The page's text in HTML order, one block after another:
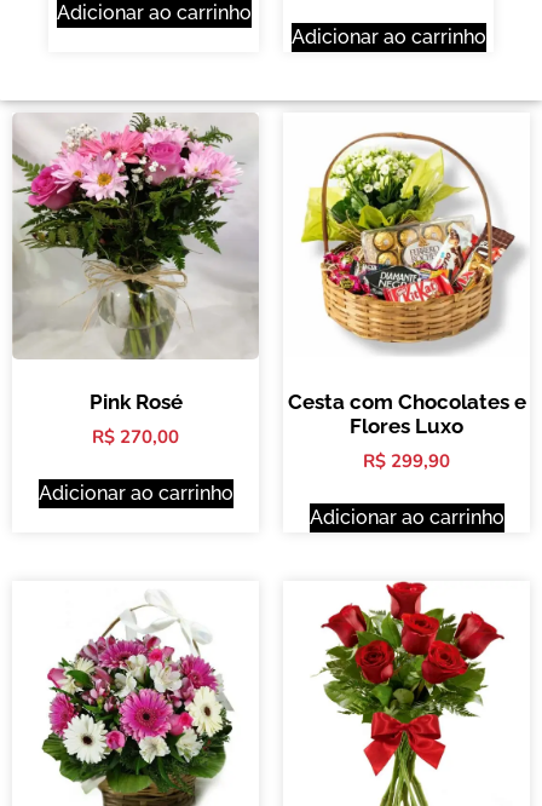
Adicionar ao carrinho
Adicionar ao carrinho
Pink Rosé
R$ 270,00
Adicionar ao carrinho
Cesta com Chocolates e
Flores Luxo
R$ 299,90
Adicionar ao carrinho